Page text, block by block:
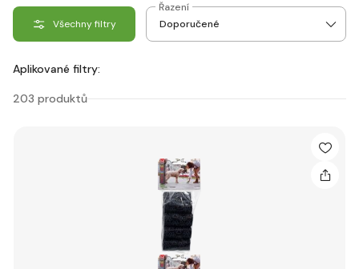
Všechny filtry
Řazení
Aplikované filtry:
203 produktů